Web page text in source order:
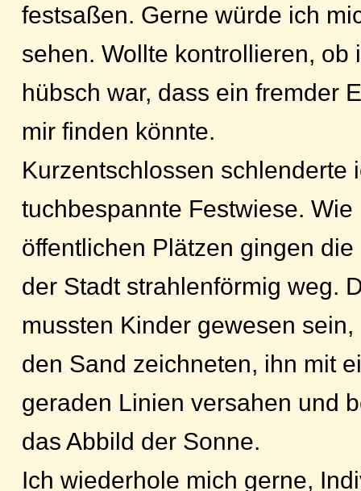
festsaßen. Gerne würde ich
sehen. Wollte kontrollieren, ob
hübsch war, dass ein fremder
mir finden könnte.
Kurzentschlossen schlenderte
tuchbespannte Festwiese. Wie
öffentlichen Plätzen gingen
der Stadt strahlenförmig weg.
mussten Kinder gewesen
den Sand zeichneten, ihn mit
geraden Linien versahen und
das Abbild der Sonne.
Ich wiederhole mich gerne,